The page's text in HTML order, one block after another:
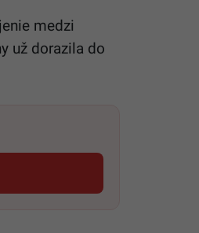
medzi
už dorazila do
okne